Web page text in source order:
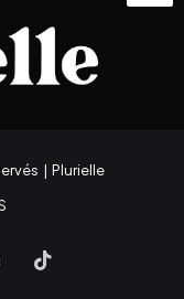
| Plurielle